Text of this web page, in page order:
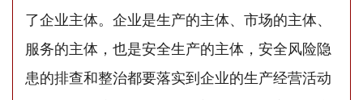
了企业主体。企业是生产的主体、市场的主体、
服务的主体，也是安全生产的主体，安全风险隐
患的排查和整治都要落实到企业的生产经营活动